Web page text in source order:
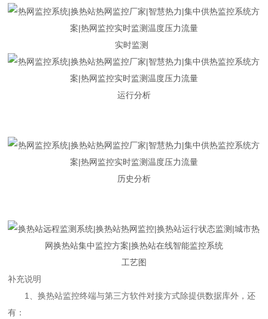
实时监测
运行分析
历史分析
工艺图
补充说明
1、换热站监控终端与第三方软件对接方式除提供数据库外，还
有：